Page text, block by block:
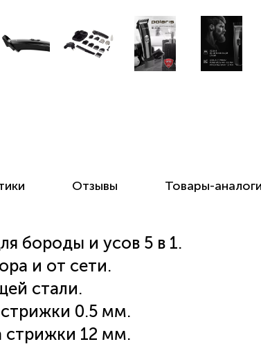
Отзывы Товары-аналоги
бороды и усов 5 в 1.
и от сети.
стали.
0.5 мм.
стрижки 12 мм.